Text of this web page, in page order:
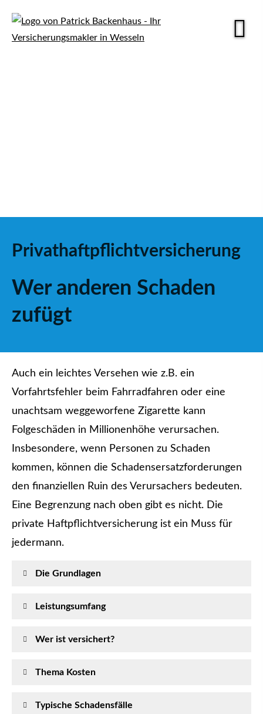
Privathaftpflichtversicherung
Wer anderen Schaden
zufügt
Auch ein leichtes Versehen wie z.B. ein
Vorfahrtsfehler beim Fahrradfahren oder eine
unachtsam weggeworfene Zigarette kann
Folgeschäden in Millionenhöhe verursachen.
Insbesondere, wenn Per­sonen zu Schaden
kommen, können die Schadensersatzforderungen
den finanziellen Ruin des Verursachers bedeuten.
Eine Begrenzung nach oben gibt es nicht. Die
private Haft­pflichtversicherung ist ein Muss für
jedermann.
Die Grundlagen
Leistungsumfang
Wer ist versichert?
Thema Kosten
Typische Schadensfälle